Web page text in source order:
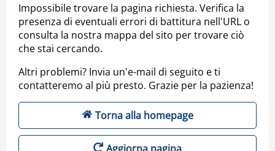
Impossibile trovare la pagina richiesta. Verifica la
presenza di eventuali errori di battitura nell'URL o
consulta la nostra mappa del sito per trovare ciò
che stai cercando.
Altri problemi? Invia un'e-mail di seguito e ti
contatteremo al più presto. Grazie per la pazienza!
Torna alla homepage